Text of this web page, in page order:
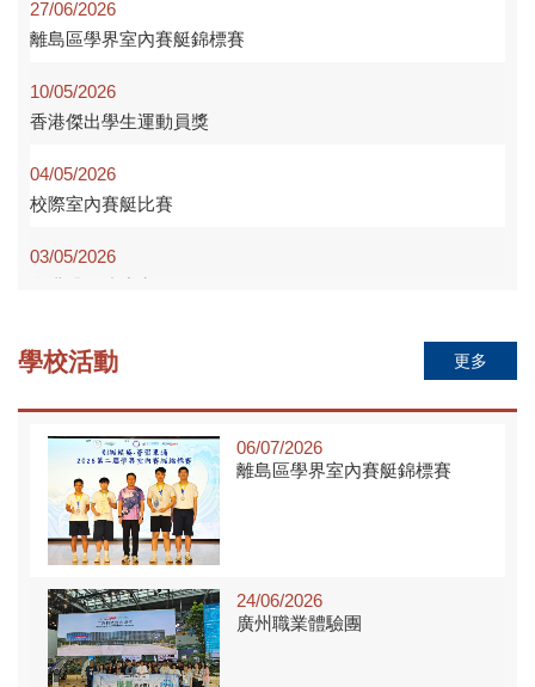
30/09/2025
26/09/2025
第42屆 陸運會初賽日
9月份通告
開學日
27/06/2026
離島區學界室內賽艇錦標賽
10/05/2026
香港傑出學生運動員獎
04/05/2026
校際室內賽艇比賽
03/05/2026
長洲官立中學合作案例入選廣東省粵港澳姊妹...
第十三屆非華語學生(中學)普通話朗誦比賽
07/11/2025
第十一屆「文裕盃」全港校際徵文大賽202...
01/11/2025
2025國際兒童及青少年百字故事創作大賽...
01/11/2025
更多
學校活動
06/07/2026
離島區學界室內賽艇錦標賽
24/06/2026
廣州職業體驗團